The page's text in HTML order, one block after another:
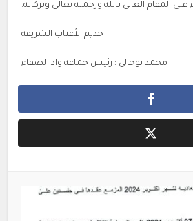
على المقام العالي بالله ورحمته تعالى وبركاته.
خديم الأعتاب الشريفة
محمد بوخالي : رئيس جماعة واد الصفاء